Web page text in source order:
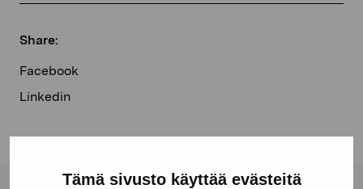
Tämä sivusto käyttää evästeitä
Share:
Facebook
Linkedin